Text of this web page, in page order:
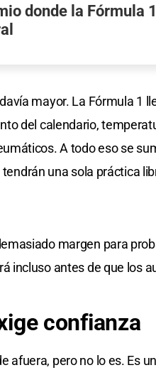
donde la Fórmula 1
mayor. La Fórmula 1
del calendario,
A todo eso se
una sola práctica
margen para
incluso antes de que los
confianza
afuera, pero no lo es. Es